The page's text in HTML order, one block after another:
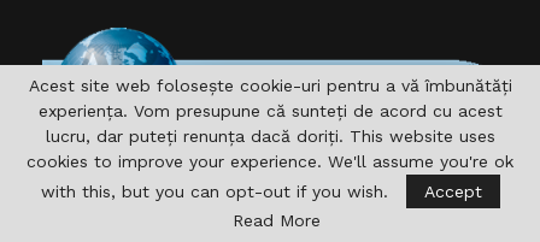
DESPRE NOI
Acest site web folosește cookie-uri pentru a vă îmbunătăți
experiența. Vom presupune că sunteți de acord cu acest
lucru, dar puteți renunța dacă doriți. This website uses
cookies to improve your experience. We'll assume you're ok
with this, but you can opt-out if you wish.
Accept
Read More